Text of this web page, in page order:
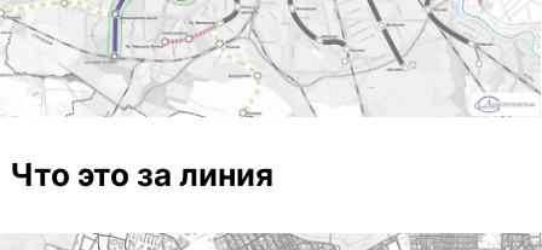
Что это за линия